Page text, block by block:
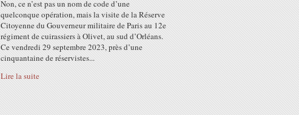
Non, ce n’est pas un nom de code d’une
quelconque opération, mais la visite de la Réserve
Citoyenne du Gouverneur militaire de Paris au 12e
régiment de cuirassiers à Olivet, au sud d’Orléans.
Ce vendredi 29 septembre 2023, près d’une
cinquantaine de réservistes...
Lire la suite